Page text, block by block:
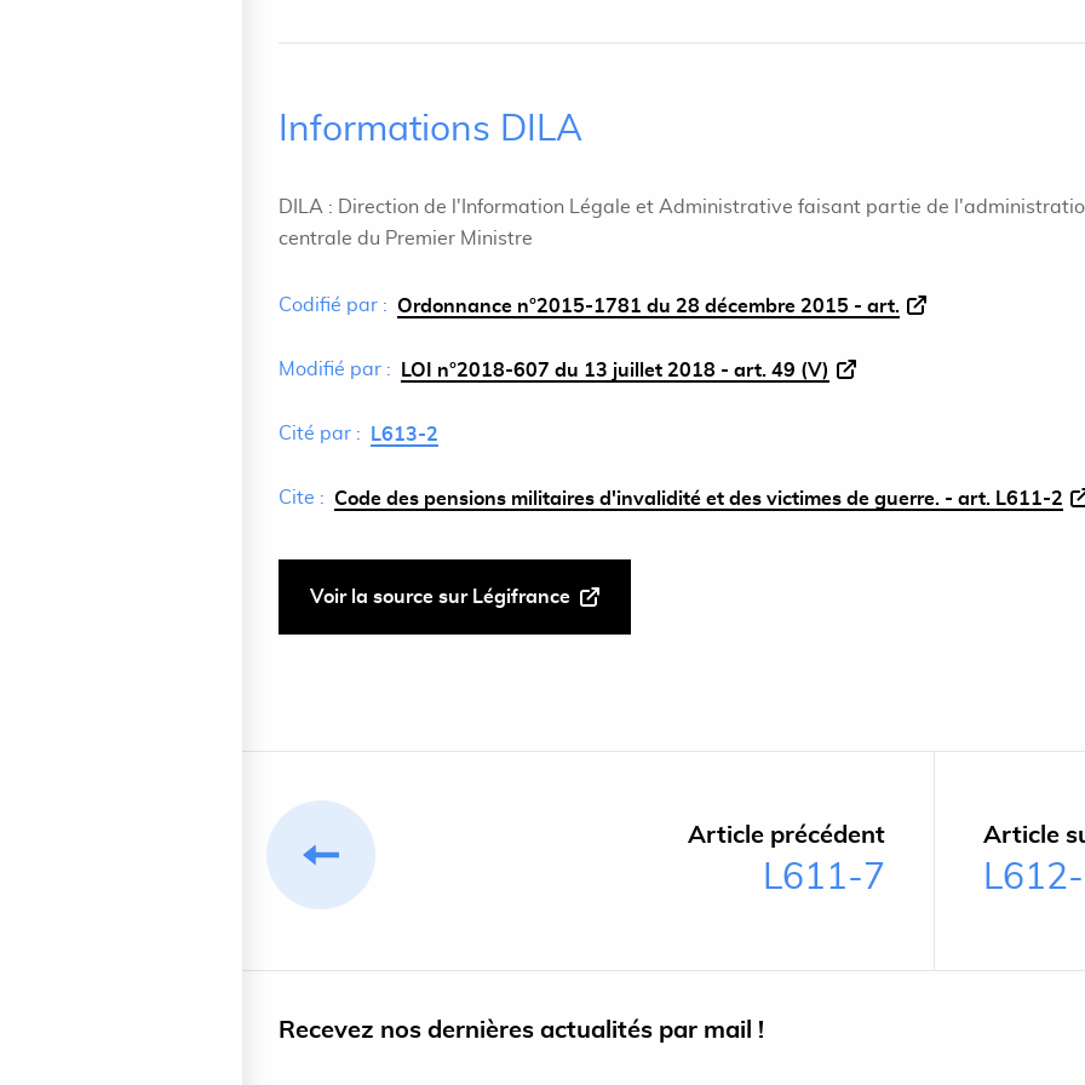
Informations DILA
DILA : Direction de l'Information Légale et Administrative faisant partie de
centrale du Premier Ministre
Codifié par : Ordonnance n°2015-1781 du 28 décembre 2015 - art.
Modifié par : LOI n°2018-607 du 13 juillet 2018 - art. 49 (V)
Cité par : L613-2
Cite : Code des pensions militaires d'invalidité et des victimes de guerre. - art. L611-2
Voir la source sur Légifrance
Article précédent
L611-7
Article
Recevez nos dernières actualités par mail !